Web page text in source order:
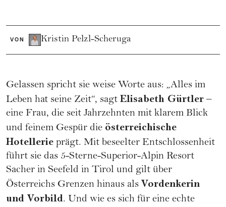
VON Kristin Pelzl-Scheruga
Gelassen spricht sie weise Worte aus: „Alles im
Leben hat seine Zeit“, sagt Elisabeth Gürtler–
eine Frau, die seit Jahrzehnten mit klarem Blick
und feinem Gespür die österreichische
Hotellerie prägt. Mit beseelter Entschlossenheit
führt sie das 5-Sterne-Superior-Alpin Resort
Sacher in Seefeld in Tirol und gilt über
Österreichs Grenzen hinaus als Vordenkerin
und Vorbild. Und wie es sich für eine echte